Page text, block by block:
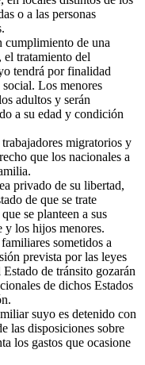
o a las personas
cumplimiento de una
el tratamiento del
tendrá por finalidad
Los menores
adultos y serán
a su edad y condición
migratorios y
que los nacionales a
privado de su libertad,
de que se trate
se planteen a sus
y los hijos menores.
sometidos a
prevista por las leyes
de tránsito gozarán
de dichos Estados
suyo es detenido con
las disposiciones sobre
los gastos que ocasione